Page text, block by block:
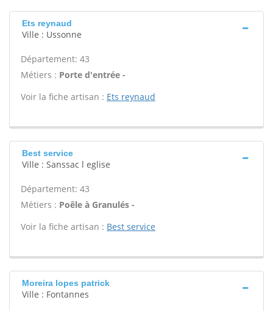
Ets reynaud
Ville : Ussonne
Département: 43
Métiers : Porte d'entrée -
Voir la fiche artisan : Ets reynaud
Best service
Ville : Sanssac l eglise
Département: 43
Métiers : Poêle à Granulés -
Voir la fiche artisan : Best service
Moreira lopes patrick
Ville : Fontannes